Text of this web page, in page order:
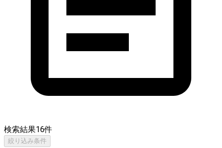
検索結果16件
絞り込み条件